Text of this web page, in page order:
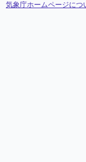
気象庁ホームページにつ